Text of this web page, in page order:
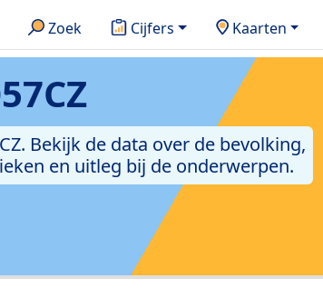
Zoek Cijfers Kaarten
Bekijk de data over de bevolking,
en uitleg bij de onderwerpen.